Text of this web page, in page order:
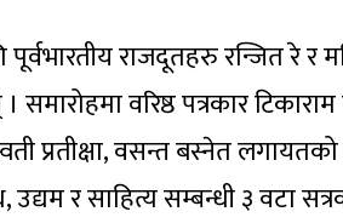
राजदूतहरु रन्जित रे
वरिष्ठ पत्रकार टिकाराम
प्रतीक्षा, वसन्त बस्नेत
र साहित्य सम्बन्धी ३ वटा